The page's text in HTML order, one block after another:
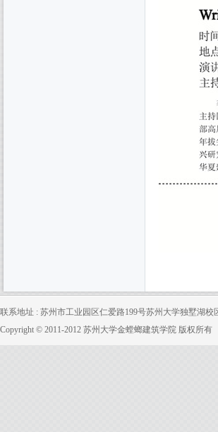
联系地址 : 苏州市工业园区仁爱路199号苏州大学独墅湖校
Copyright © 2011-2012 苏州大学金螳螂建筑学院 版权所有